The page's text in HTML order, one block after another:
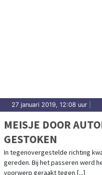
27 januari 2019, 12:08 uur
MEISJE DOOR
GESTOKEN
In tegenovergestelde richting
gereden. Bij het passeren werd
voorwerp geraakt tegen [...]